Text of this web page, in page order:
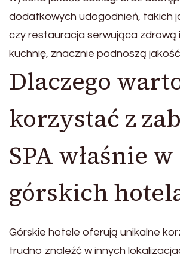
dodatkowych udogodnień, takich
czy restauracja serwująca zdrową
kuchnię, znacznie podnoszą
Dlaczego
korzystać z
SPA właśnie w
górskich
Górskie hotele oferują unikalne
trudno znaleźć w innych